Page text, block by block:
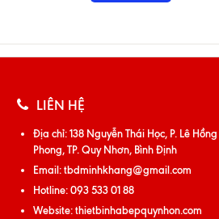
LIÊN HỆ
Địa chỉ:138 Nguyễn Thái Học, P. Lê Hồng
Phong, TP. Quy Nhơn, Bình Định
Email:tbdminhkhang@gmail.com
Hotline:093 533 01 88
Website:thietbinhabepquynhon.com